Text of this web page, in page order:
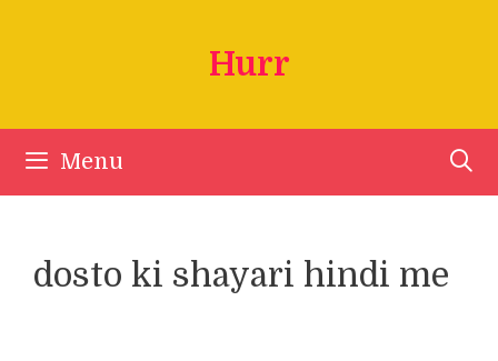
Hurr
Menu
dosto ki shayari hindi me